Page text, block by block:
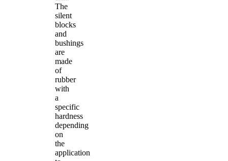
The
silent
blocks
and
bushings
are
made
of
rubber
with
a
specific
hardness
depending
on
the
application